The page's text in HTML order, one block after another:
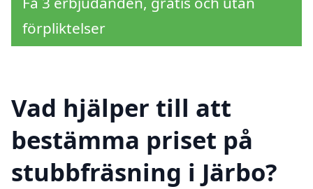
förpliktelser
Vad hjälper till att
bestämma priset på
stubbfräsning i Järbo?